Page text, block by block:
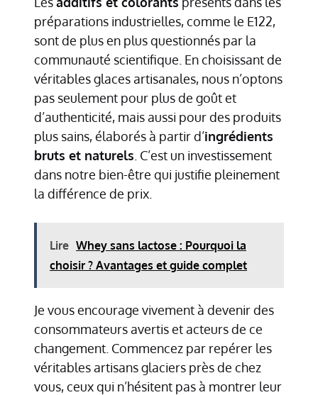
préparations industrielles, comme le E122,
sont de plus en plus questionnés par la
communauté scientifique. En choisissant de
véritables glaces artisanales, nous n’optons
pas seulement pour plus de goût et
d’authenticité, mais aussi pour des produits
plus sains, élaborés à partir d’ingrédients
bruts et naturels . C’est un investissement
dans notre bien-être qui justifie pleinement
la différence de prix.
Lire Whey sans lactose : Pourquoi la
choisir ? Avantages et guide complet
Je vous encourage vivement à devenir des
consommateurs avertis et acteurs de ce
changement. Commencez par repérer les
véritables artisans glaciers près de chez
vous, ceux qui n’hésitent pas à montrer leur